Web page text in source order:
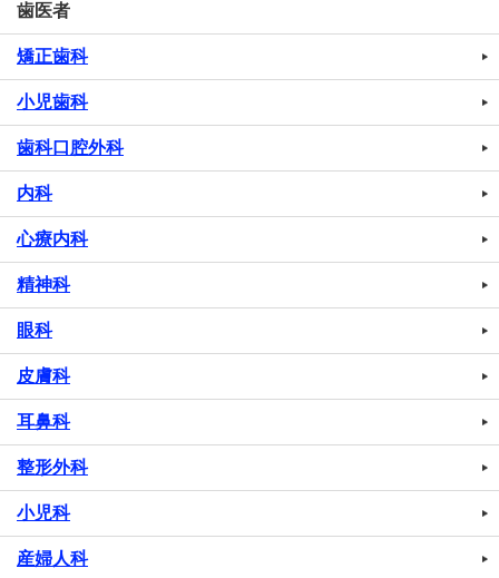
歯医者
矯正歯科
小児歯科
歯科口腔外科
内科
心療内科
精神科
眼科
皮膚科
耳鼻科
整形外科
小児科
産婦人科